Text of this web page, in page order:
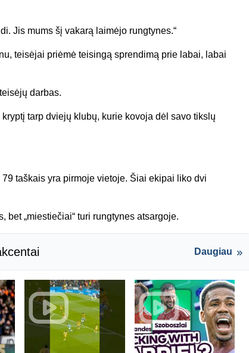
Jis mums šį vakarą laimėjo rungtynes.“
teisėjai priėmė teisingą sprendimą prie labai, labai
darbas.
tarp dviejų klubų, kurie kovoja dėl savo tikslų
taškais yra pirmoje vietoje. Šiai ekipai liko dvi
bet „miestiečiai“ turi rungtynes atsargoje.
Daugiau